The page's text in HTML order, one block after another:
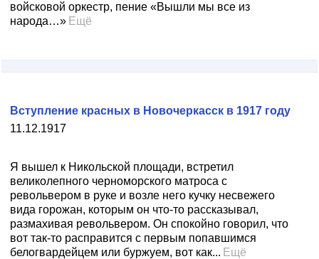
войсковой оркестр, пение «Вышли мы все из
народа…» Ещё
11.12.1917
Вступление красных в Новочеркасск в 1917 году
Я вышел к Никольской площади, встретил
великолепного черноморского матроса с
револьвером в руке и возле него кучку несвежего
вида горожан, которым он что-то рассказывал,
размахивая револьвером. Он спокойно говорил, что
вот так-то расправится с первым попавшимся
белогвардейцем или буржуем, вот как... Ещё